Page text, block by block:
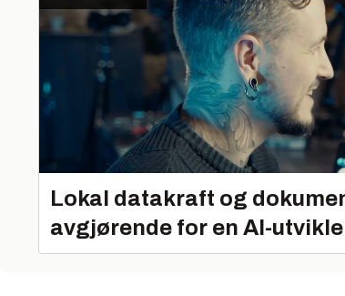
Lokal datakraft og
avgjørende for en AI-